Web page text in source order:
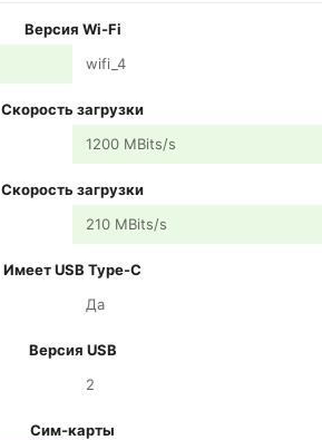
Версия Wi-Fi
wifi_4
Скорость загрузки
1200 MBits/s
Скорость загрузки
210 MBits/s
Имеет USB Type-C
Да
Версия USB
2
Сим-карты